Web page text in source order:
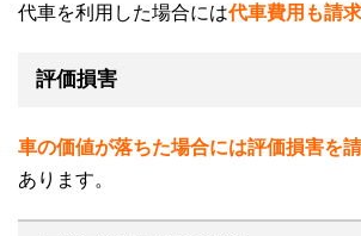
代車を利用した場合には代車費用も請
評価損害
車の価値が落ちた場合には評価損害を
あります。